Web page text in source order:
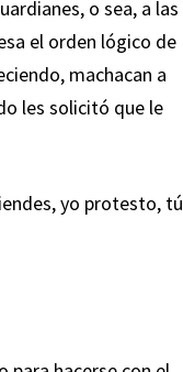
o sea, a las
el orden lógico de
machacan a
les solicitó que le
yo protesto, tú